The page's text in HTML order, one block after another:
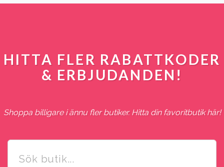
HITTA FLER RABATTKODER
& ERBJUDANDEN!
Shoppa billigare i ännu fler butiker. Hitta din favoritbutik här!